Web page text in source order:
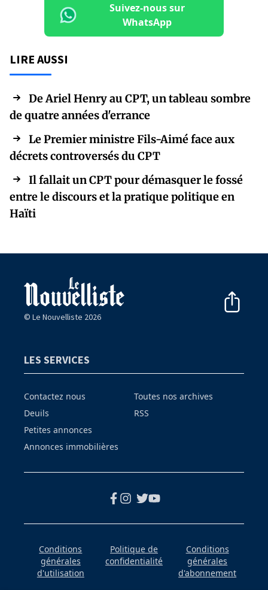
Suivez-nous sur
WhatsApp
LIRE AUSSI
De Ariel Henry au CPT, un tableau sombre
de quatre années d'errance
Le Premier ministre Fils-Aimé face aux
décrets controversés du CPT
Il fallait un CPT pour démasquer le fossé
entre le discours et la pratique politique en
Haïti
© Le Nouvelliste 2026
LES SERVICES
Contactez nous
Deuils
Petites annonces
Annonces immobilières
Toutes nos archives
RSS
Conditions
générales
d'utilisation
Politique de
confidentialité
Conditions
générales
d'abonnement